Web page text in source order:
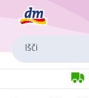
Išči